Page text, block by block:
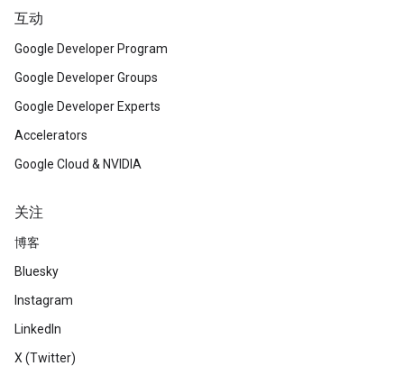
互动
Google Developer Program
Google Developer Groups
Google Developer Experts
Accelerators
Google Cloud & NVIDIA
关注
博客
Bluesky
Instagram
LinkedIn
X (Twitter)